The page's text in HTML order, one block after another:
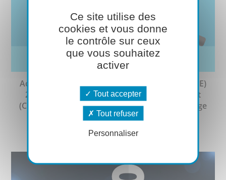
Actualité réglementaire : Règlement délégué (UE)
2021/1962 modifiant l’annexe VI du règlement
(CE) n°1272/2008 sur la classification, l’étiquetage
et l’emballage
2021
Ce site utilise des
cookies et vous donne
le contrôle sur ceux
que vous souhaitez
activer
Tout accepter
Tout refuser
Personnaliser